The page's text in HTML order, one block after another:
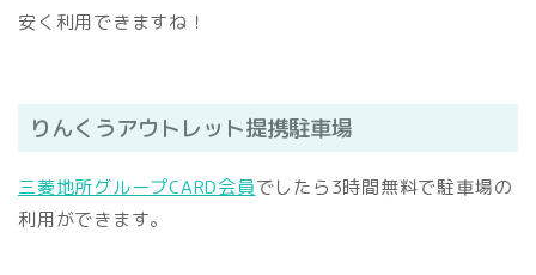
安く利用できますね！
りんくうアウトレット提携駐車場
三菱地所グループCARD会員でしたら3時間無料で駐車場の
利用ができます。